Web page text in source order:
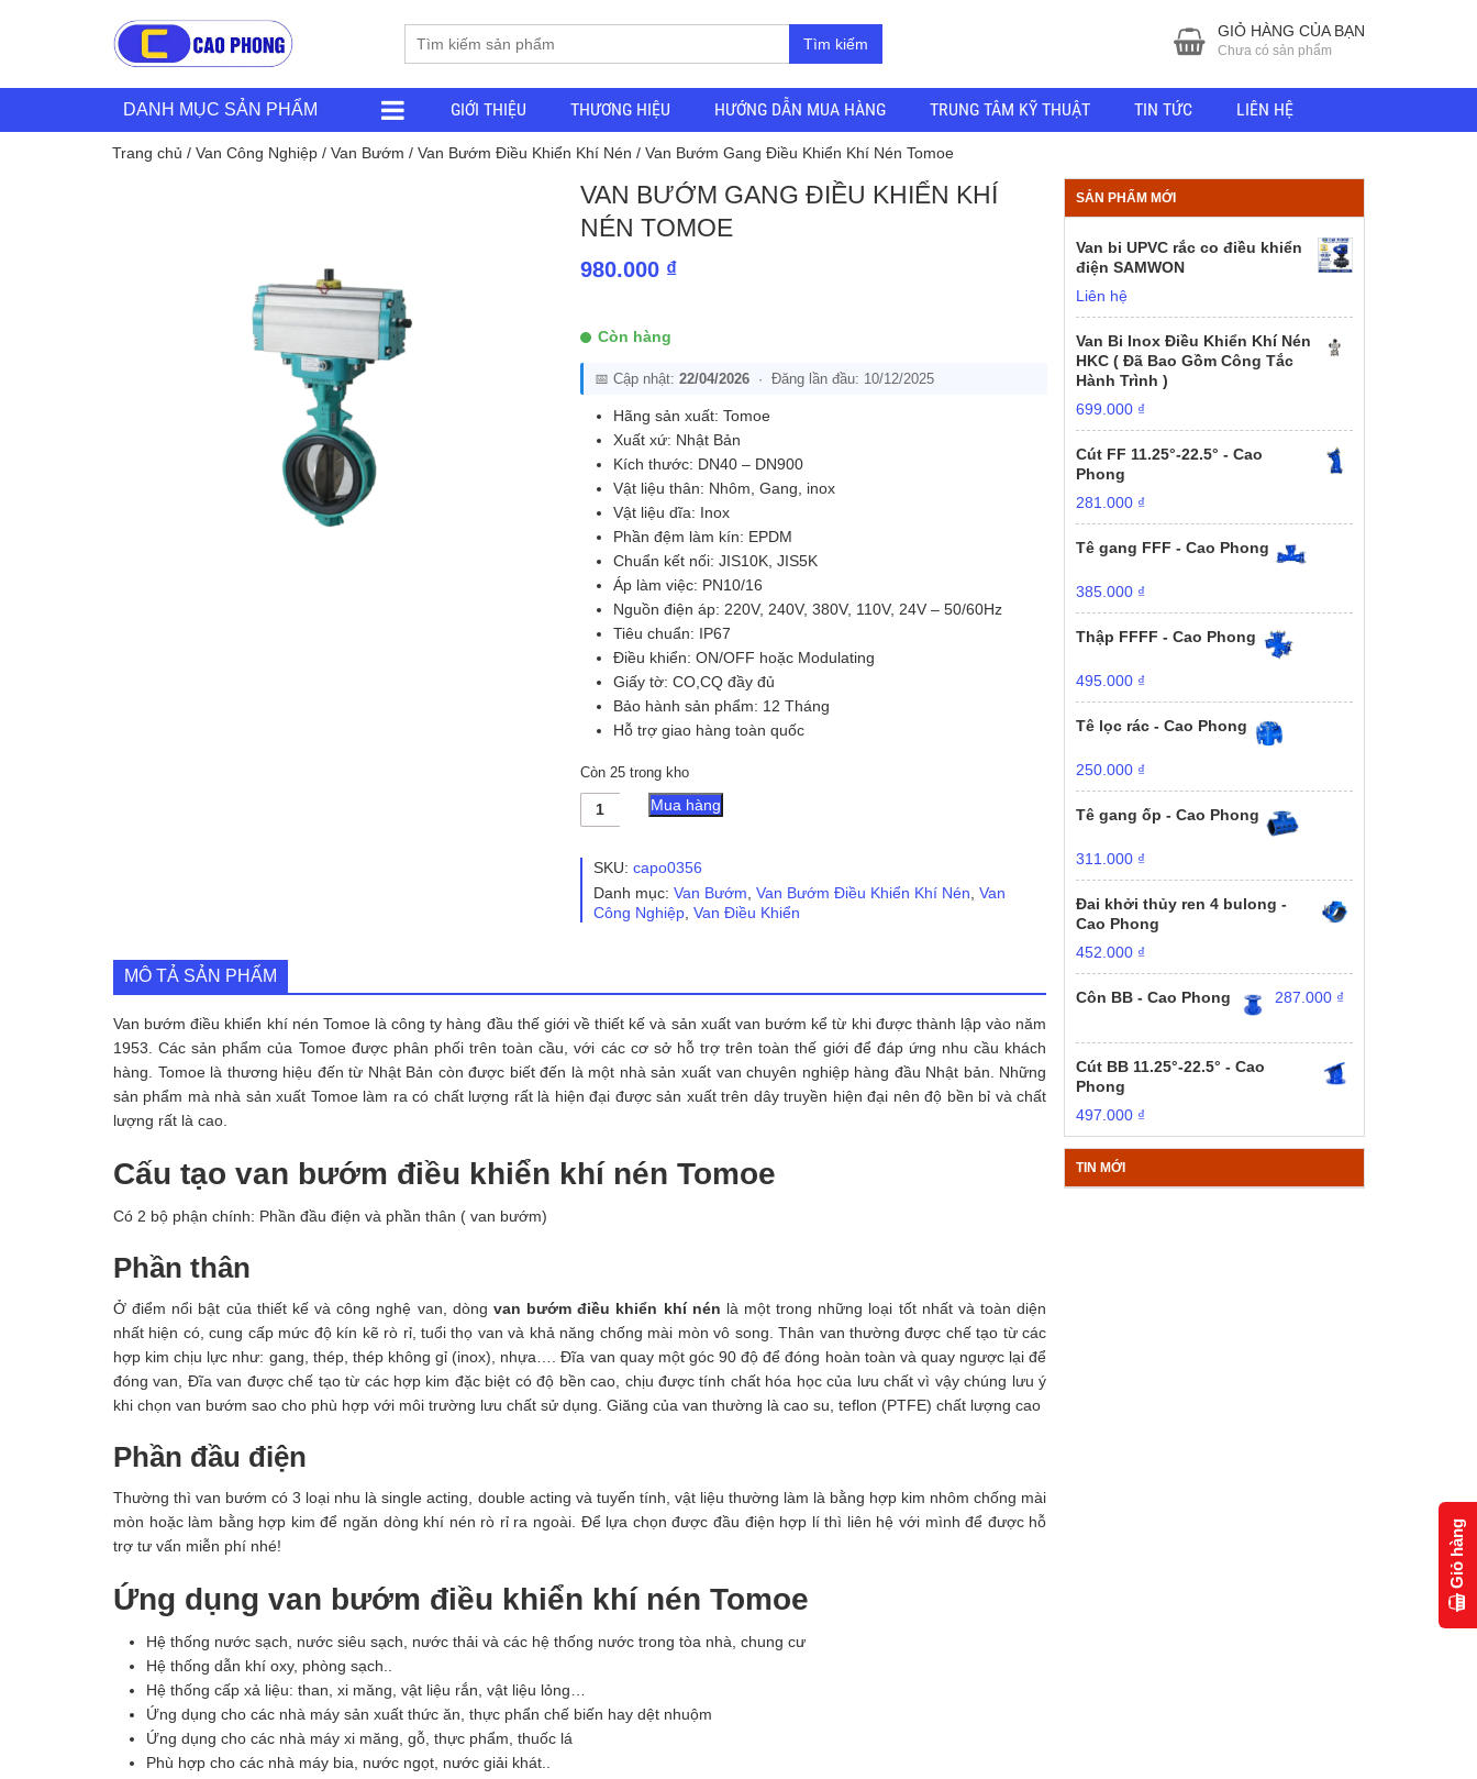
Tìm kiếm
GIỎ HÀNG CỦA BẠN
Chưa có sản phẩm
DANH MỤC SẢN PHẨM GIỚI THIỆU THƯƠNG HIỆU HƯỚNG DẪN MUA HÀNG TRUNG TÂM KỸ THUẬT TIN TỨC LIÊN HỆ
Trang chủ / Van Công Nghiệp / Van Bướm / Van Bướm Điều Khiển Khí Nén / Van Bướm Gang Điều Khiển Khí Nén Tomoe
VAN BƯỚM GANG ĐIỀU KHIỂN KHÍ
NÉN TOMOE
980.000 ₫
Còn hàng
📅 Cập nhật: 22/04/2026· Đăng lần đầu: 10/12/2025
Hãng sản xuất: Tomoe
Xuất xứ: Nhật Bản
Kích thước: DN40 – DN900
Vật liệu thân: Nhôm, Gang, inox
Vật liệu dĩa: Inox
Phần đệm làm kín: EPDM
Chuẩn kết nối: JIS10K, JIS5K
Áp làm việc: PN10/16
Nguồn điện áp: 220V, 240V, 380V, 110V, 24V – 50/60Hz
Tiêu chuẩn: IP67
Điều khiển: ON/OFF hoặc Modulating
Giấy tờ: CO,CQ đầy đủ
Bảo hành sản phẩm: 12 Tháng
Hỗ trợ giao hàng toàn quốc
Còn 25 trong kho
Van
Điều
Khí
Nén
Mua hàng
SKU: capo0356
Danh mục: Van Bướm Van Bướm Điều Khiển Khí Nén Van
Công Nghiệp, Van Điều Khiển
MÔ TẢ SẢN PHẨM
Van bướm điều khiển khí nén Tomoe là công ty hàng đầu thế giới về thiết kế và sản xuất van bướm kể từ khi được thành lập vào năm
1953. Các sản phẩm của Tomoe được phân phối trên toàn cầu, với các cơ sở hỗ trợ trên toàn thế giới để đáp ứng nhu cầu khách
hàng. Tomoe là thương hiệu đến từ Nhật Bản còn được biết đến là một nhà sản xuất van chuyên nghiệp hàng đầu Nhật bản. Những
sản phẩm mà nhà sản xuất Tomoe làm ra có chất lượng rất là hiện đại được sản xuất trên dây truyền hiện đại nên độ bền bỉ và chất
lượng rất là cao.
Cấu tạo van bướm điều khiển khí nén Tomoe
Có 2 bộ phận chính: Phần đầu điện và phần thân ( van bướm)
Phần thân
Ở điểm nổi bật của thiết kế và công nghệ van, dòng van bướm điều khiển khí nén là một trong những loại tốt nhất và toàn diện
nhất hiện có, cung cấp mức độ kín kẽ rò rỉ, tuổi thọ van và khả năng chống mài mòn vô song. Thân van thường được chế tạo từ các
hợp kim chịu lực như: gang, thép, thép không gỉ (inox), nhựa…. Đĩa van quay một góc 90 độ để đóng hoàn toàn và quay ngược lại để
đóng van, Đĩa van được chế tạo từ các hợp kim đặc biệt có độ bền cao, chịu được tính chất hóa học của lưu chất vì vậy chúng lưu ý
khi chọn van bướm sao cho phù hợp với môi trường lưu chất sử dụng. Giăng của van thường là cao su, teflon (PTFE) chất lượng cao
Phần đầu điện
Thường thì van bướm có 3 loại nhu là single acting, double acting và tuyến tính, vật liệu thường làm là bằng hợp kim nhôm chống mài
mòn hoặc làm bằng hợp kim để ngăn dòng khí nén rò rỉ ra ngoài. Để lựa chọn được đầu điện hợp lí thì liên hệ với mình để được hỗ
trợ tư vấn miễn phí nhé!
Ứng dụng van bướm điều khiển khí nén Tomoe
Hệ thống nước sạch, nước siêu sạch, nước thải và các hệ thống nước trong tòa nhà, chung cư
Hệ thống dẫn khí oxy, phòng sạch..
Hệ thống cấp xả liệu: than, xi măng, vật liệu rắn, vật liệu lỏng…
Ứng dụng cho các nhà máy sản xuất thức ăn, thực phẩn chế biến hay dệt nhuộm
Ứng dụng cho các nhà máy xi măng, gỗ, thực phẩm, thuốc lá
Phù hợp cho các nhà máy bia, nước ngọt, nước giải khát..
SẢN PHẨM MỚI
Van bi UPVC rắc co điều khiển
điện SAMWON
Liên hệ
Van Bi Inox Điều Khiển Khí Nén
HKC ( Đã Bao Gồm Công Tắc
Hành Trình )
699.000 ₫
Cút FF 11.25°-22.5° - Cao
Phong
281.000 ₫
Tê gang FFF - Cao Phong
385.000 ₫
Thập FFFF - Cao Phong
495.000 ₫
Tê lọc rác - Cao Phong
250.000 ₫
Tê gang ốp - Cao Phong
311.000 ₫
Đai khởi thủy ren 4 bulong -
Cao Phong
452.000 ₫
Côn BB - Cao Phong 287.000 ₫
Cút BB 11.25°-22.5° - Cao
Phong
497.000 ₫
TIN MỚI
Giỏ hàng